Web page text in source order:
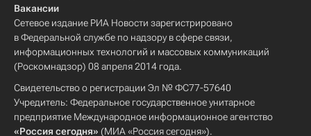
Вакансии
Сетевое издание РИА Новости зарегистрировано
в Федеральной службе по надзору в сфере связи,
информационных технологий и массовых коммуникаций
(Роскомнадзор) 08 апреля 2014 года.
Свидетельство о регистрации Эл № ФС77-57640
Учредитель: Федеральное государственное унитарное
предприятие Международное информационное агентство
«Россия сегодня» (МИА «Россия сегодня»).